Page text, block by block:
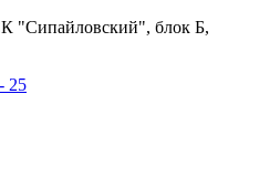
"Сипайловский", блок Б,
25